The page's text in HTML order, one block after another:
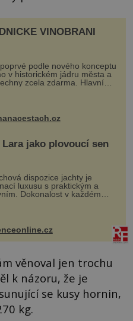
VINOBRANÍ
podle nového konceptu
v historickém jádru města a
zcela zdarma. Hlavní
se odehraje na Karlově a
těšit na víno, burčák, pes...
Lara jako plovoucí sen
dispozice jachty je
luxusu s praktickým a
Dokonalost v každém
představuje značka Fendi
byly vybaveny její
Monacký přístav nabízí
věnoval jen trochu
k názoru, že je
se kusy hornin,
kg.